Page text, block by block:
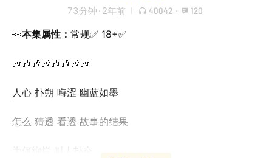
73分钟 · 2年前 40042 · 120
👀本集属性： 常规✅ 18+✅
🎶🎶🎶🎶🎶🎶🎶🎶
人心 扑朔 晦涩 幽蓝如墨
怎么 猜透 看透 故事的结果
为何绚烂 叫人扑空